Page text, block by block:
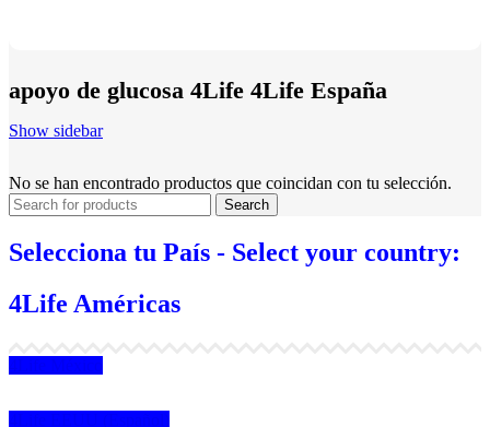
apoyo de glucosa 4Life 4Life España
Show sidebar
No se han encontrado productos que coincidan con tu selección.
Search
Selecciona tu País - Select your country:
4Life Américas